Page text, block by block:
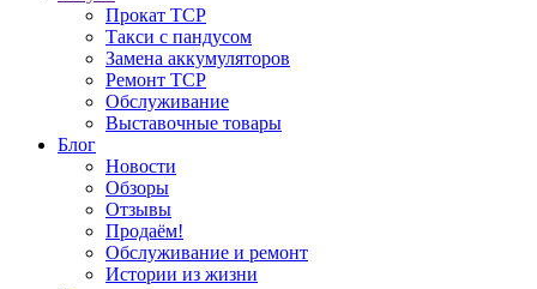
Прокат ТСР
Такси с пандусом
Замена аккумуляторов
Ремонт ТСР
Обслуживание
Выставочные товары
Блог
Новости
Обзоры
Отзывы
Продаём!
Обслуживание и ремонт
Истории из жизни